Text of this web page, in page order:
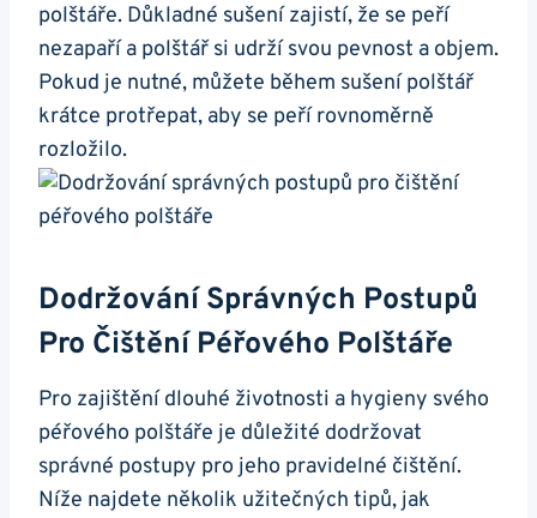
polštáře. Důkladné sušení zajistí, že se peří
nezapaří a polštář⁢ si udrží​ svou pevnost a objem.
Pokud je nutné, můžete⁤ během sušení polštář
krátce protřepat,⁣ aby‌ se peří‌ rovnoměrně ​
rozložilo.
Dodržování Správných ‌postupů
Pro​ Čištění Péřového Polštáře
Pro zajištění dlouhé životnosti a ⁢hygieny svého
péřového polštáře je‍ důležité ‌dodržovat
správné​ postupy pro ‌jeho pravidelné čištění.
Níže najdete několik užitečných⁤ tipů, jak⁤